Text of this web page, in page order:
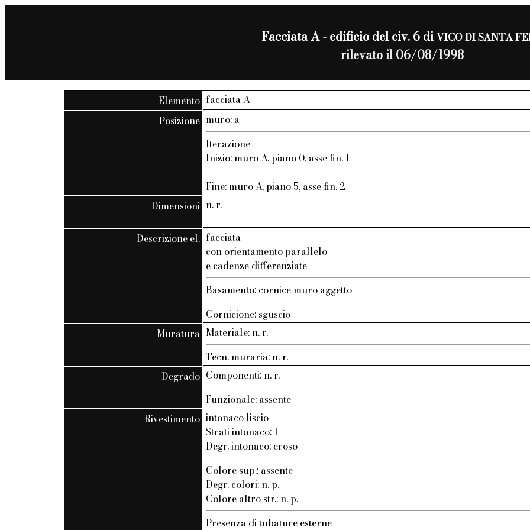
Facciata A - edificio del civ. 6 diVICO DI SANTA
rilevato il 06/08/1998
Elemento facciata A
Posizione muro: a
Iterazione
Inizio: muro A, piano 0, asse fin. 1
Fine: muro A, piano 5, asse fin. 2
Dimensioni n. r.
Descrizione el. facciata
con orientamento parallelo
e cadenze differenziate
Basamento: cornice muro aggetto
Cornicione: sguscio
Muratura Materiale: n. r.
Tecn. muraria: n. r.
Degrado Componenti: n. r.
Funzionale: assente
Rivestimento intonaco liscio
Strati intonaco: 1
Degr. intonaco: eroso
Colore sup.: assente
Degr. colori: n. p.
Colore altro str.: n. p.
Presenza di tubature esterne